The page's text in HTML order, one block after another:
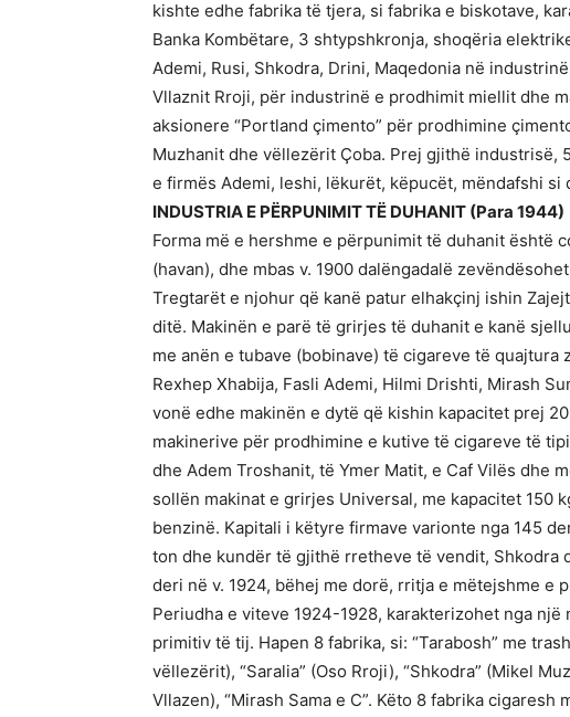
kishte edhe fabrika të tjera, si fabrika e biskotave,
Banka Kombëtare, 3 shtypshkronja, shoqëria
Ademi, Rusi, Shkodra, Drini, Maqedonia në
Vllaznit Rroji, për industrinë e prodhimit miellit dhe
aksionere “Portland çimento” për prodhimine
Muzhanit dhe vëllezërit Çoba. Prej gjithë industrisë,
e firmës Ademi, leshi, lëkurët, këpucët, mëndafshi
INDUSTRIA E PËRPUNIMIT TË DUHANIT (Para 1944)
Forma më e hershme e përpunimit të duhanit është
(havan), dhe mbas v. 1900 dalëngadalë
Tregtarët e njohur që kanë patur elhakçinj ishin
ditë. Makinën e parë të grirjes të duhanit e kanë
me anën e tubave (bobinave) të cigareve të
Rexhep Xhabija, Fasli Ademi, Hilmi Drishti, Mirash
vonë edhe makinën e dytë që kishin kapacitet prej
makinerive për prodhimine e kutive të cigareve të
dhe Adem Troshanit, të Ymer Matit, e Caf Vilës dhe
sollën makinat e grirjes Universal, me kapacitet
benzinë. Kapitali i këtyre firmave varionte nga 145
ton dhe kundër të gjithë rretheve të vendit,
deri në v. 1924, bëhej me dorë, rritja e mëtejshme
Periudha e viteve 1924-1928, karakterizohet nga
primitiv të tij. Hapen 8 fabrika, si: “Tarabosh” me
vëllezërit), “Saralia” (Oso Rroji), “Shkodra” (Mikel
Vllazen), “Mirash Sama e C”. Këto 8 fabrika